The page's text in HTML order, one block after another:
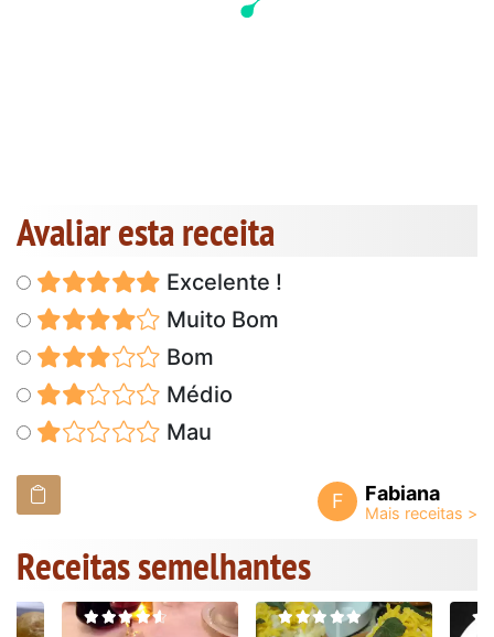
Avaliar esta receita
Excelente !
Muito Bom
Bom
Médio
Mau
F Fabiana
Receitas semelhantes